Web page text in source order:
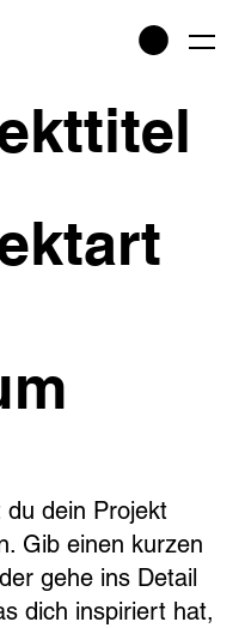
du dein Projekt
Gib einen kurzen
gehe ins Detail
dich inspiriert hat,